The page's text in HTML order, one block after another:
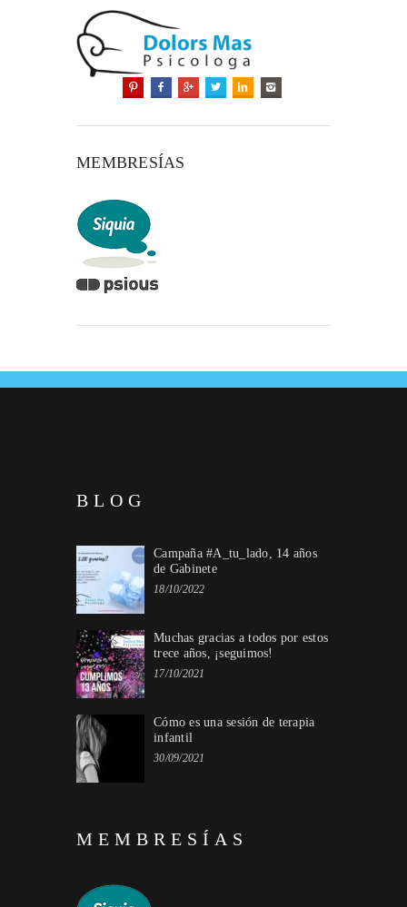
MEMBRESÍAS
BLOG
Campaña #A_tu_lado, 14 años
de Gabinete
18/10/2022
Muchas gracias a todos por estos
trece años, ¡seguimos!
17/10/2021
Cómo es una sesión de terapia
infantil
30/09/2021
MEMBRESÍAS